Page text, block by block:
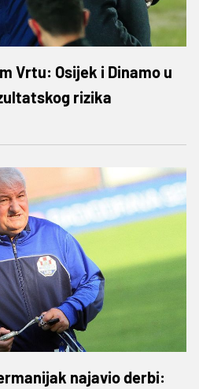
Vrtu: Osijek i Dinamo u
rizika
najavio derbi: